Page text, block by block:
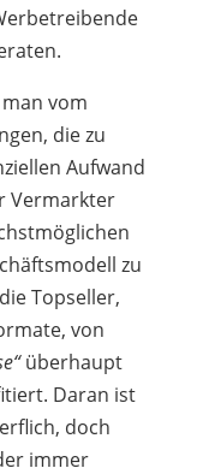
vom
die zu
Aufwand
Vermarkter
zu
Topseller,
von
überhaupt
Daran ist
doch
immer